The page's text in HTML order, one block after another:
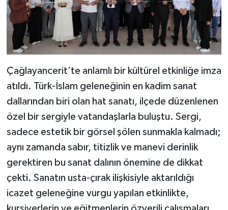
Çağlayancerit’te anlamlı bir kültürel etkinliğe imza
atıldı. Türk-İslam geleneğinin en kadim sanat
dallarından biri olan hat sanatı, ilçede düzenlenen
özel bir sergiyle vatandaşlarla buluştu. Sergi,
sadece estetik bir görsel şölen sunmakla kalmadı;
aynı zamanda sabır, titizlik ve manevi derinlik
gerektiren bu sanat dalının önemine de dikkat
çekti. Sanatın usta-çırak ilişkisiyle aktarıldığı
icazet geleneğine vurgu yapılan etkinlikte,